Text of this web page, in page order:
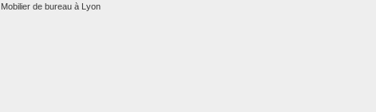
Mobilier de bureau à Lyon